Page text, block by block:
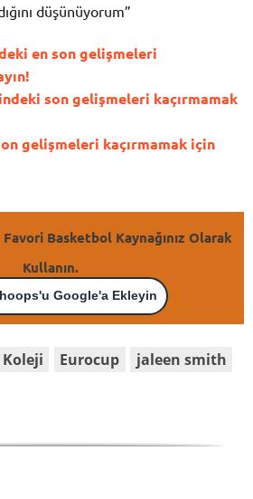
düşünüyorum”
en son gelişmeleri
son gelişmeleri kaçırmamak
gelişmeleri kaçırmamak için
Basketbol Kaynağınız Olarak
Kullanın.
Google'a Ekleyin
Eurocup
jaleen smith